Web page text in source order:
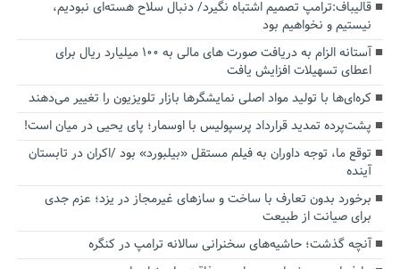
قالیباف:ترامپ تصمیم اشتباه نگیرد/ دنبال سلاح هسته‌ای نبودیم،
نیستیم و نخواهیم بود
آستانه الزام به دریافت صورت های مالی به ۱۰۰ میلیارد ریال برای
اعطای تسهیلات افزایش یافت
کره‌ای‌ها با تولید مواد اصلی نمایشگرها بازار تلویزیون را تغییر می‌دهند
پشت‌پرده تمدید قرارداد پرسپولیس با اوسمار؛ پای یحیی در میان است!
توقع ما، توجه داوران به فیلم مستقل «بیلبورد» بود /اکران در تابستان
آینده
برخورد بدون تعارف با ساخت‌ و سازهای غیرمجاز در یزد؛ عزم جدی
برای صیانت از طبیعت
آنچه گذشت؛ حاشیه‌های سخنرانی سالانه ترامپ در کنگره